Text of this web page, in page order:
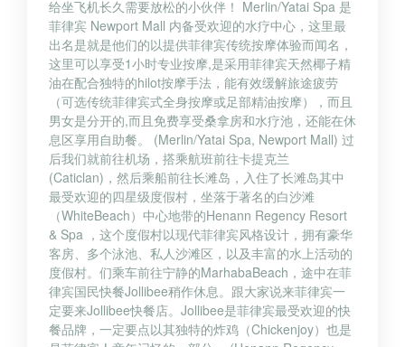
给坐飞机长久需要放松的小伙伴！ Merlin/Yatai Spa 是
菲律宾 Newport Mall 内备受欢迎的水疗中心，这里最
出名是就是他们的以提供菲律宾传统按摩体验而闻名，
这里可以享受1小时专业按摩,是采用菲律宾天然椰子精
油在配合独特的hilot按摩手法，能有效缓解旅途疲劳
（可选传统菲律宾式全身按摩或足部精油按摩），而且
男女是分开的,而且免费享受桑拿房和水疗池，还能在休
息区享用自助餐。 (Merlin/Yatai Spa, Newport Mall) 过
后我们就前往机场，搭乘航班前往卡提克兰
(Caticlan)，然后乘船前往长滩岛，入住了长滩岛其中
最受欢迎的四星级度假村，坐落于著名的白沙滩
（WhiteBeach）中心地带的Henann Regency Resort
& Spa ，这个度假村以现代菲律宾风格设计，拥有豪华
客房、多个泳池、私人沙滩区，以及丰富的水上活动的
度假村。们乘车前往宁静的MarhabaBeach，途中在菲
律宾国民快餐Jollibee稍作休息。跟大家说来菲律宾一
定要来Jollibee快餐店。Jollibee是菲律宾最受欢迎的快
餐品牌，一定要点以其独特的炸鸡（Chickenjoy）也是